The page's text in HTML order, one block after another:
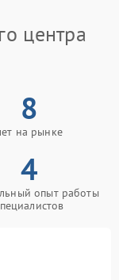
центра
8
на рынке
4
опыт работы